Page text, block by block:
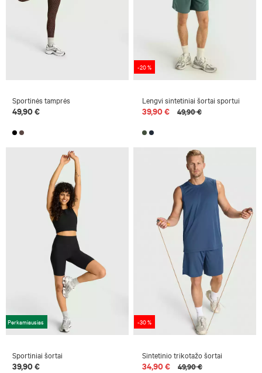
Sportinės tamprės
49,90 €
-20 %
Lengvi sintetiniai šortai sportui
39,90 € 49,90 €
Perkamiausias
Sportiniai šortai
39,90 €
-30 %
Sintetinio trikotažo šortai
34,90 € 49,90 €